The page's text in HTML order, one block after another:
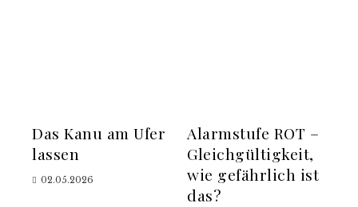
Das Kanu am Ufer
lassen
02.05.2026
Alarmstufe ROT –
Gleichgültigkeit,
wie gefährlich ist
das?